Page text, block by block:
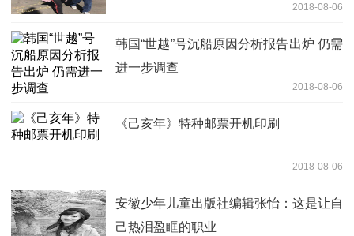
2018-08-06
韩国“世越”号沉船原因分析报告出炉 仍需
进一步调查
2018-08-06
《己亥年》特种邮票开机印刷
2018-08-06
安徽少年儿童出版社编辑张怡：这是让自
己热泪盈眶的职业